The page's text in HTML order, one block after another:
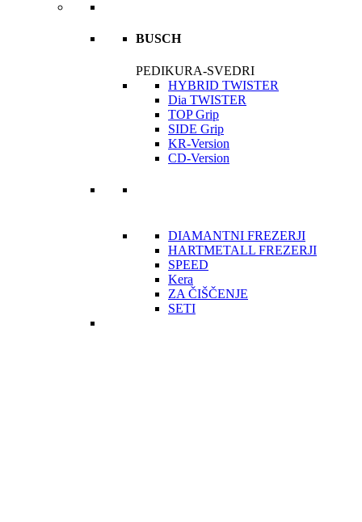
BUSCH
PEDIKURA-SVEDRI
HYBRID TWISTER
Dia TWISTER
TOP Grip
SIDE Grip
KR-Version
CD-Version
DIAMANTNI FREZERJI
HARTMETALL FREZERJI
SPEED
Kera
ZA ČIŠČENJE
SETI